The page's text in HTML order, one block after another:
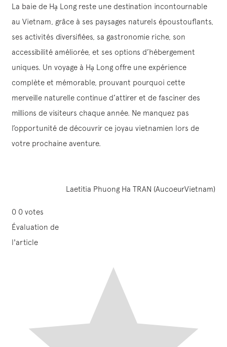
La baie de Hạ Long reste une destination incontournable
au Vietnam, grâce à ses paysages naturels époustouflants,
ses activités diversifiées, sa gastronomie riche, son
accessibilité améliorée, et ses options d’hébergement
uniques. Un voyage à Hạ Long offre une expérience
complète et mémorable, prouvant pourquoi cette
merveille naturelle continue d’attirer et de fasciner des
millions de visiteurs chaque année. Ne manquez pas
l’opportunité de découvrir ce joyau vietnamien lors de
votre prochaine aventure.
Laetitia Phuong Ha TRAN (AucoeurVietnam)
0 0 votes
Évaluation de
l'article